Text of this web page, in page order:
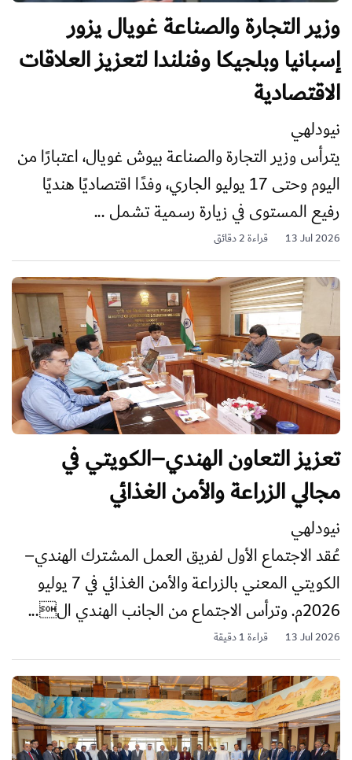
وزير التجارة والصناعة غويال يزور
إسبانيا وبلجيكا وفنلندا لتعزيز العلاقات
الاقتصادية
نيودلهي
يترأس وزير التجارة والصناعة بيوش غويال، اعتبارًا من
اليوم وحتى 17 يوليو الجاري، وفدًا اقتصاديًا هنديًا
رفيع المستوى في زيارة رسمية تشمل ...
13 Jul 2026 قراءة 2 دقائق
تعزيز التعاون الهندي–الكويتي في
مجالي الزراعة والأمن الغذائي
نيودلهي
عُقد الاجتماع الأول لفريق العمل المشترك الهندي–
الكويتي المعني بالزراعة والأمن الغذائي في 7 يوليو
2026م. وترأس الاجتماع من الجانب الهندي ال...
13 Jul 2026 قراءة 1 دقيقة